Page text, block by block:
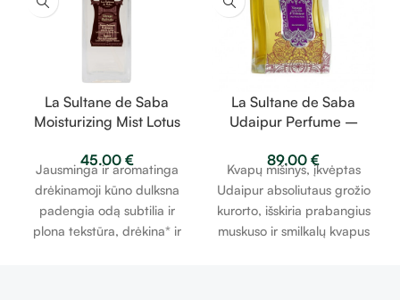
La Sultane de Saba
Moisturizing Mist Lotus
Fragrance – lotosas,
frangipanių gėlės –
dėkinamoji dulksna 200
ml
45.00 €
Jausminga ir aromatinga
drėkinamoji kūno dulksna
padengia odą subtilia ir
plona tekstūra, drėkina* ir
La Sultane de Saba
Udaipur Perfume –
vanilė – kvepalai 100ml
89.00 €
Kvapų mišinys, įkvėptas
Udaipur absoliutaus grožio
kurorto, išskiria prabangius
muskuso ir smilkalų kvapus